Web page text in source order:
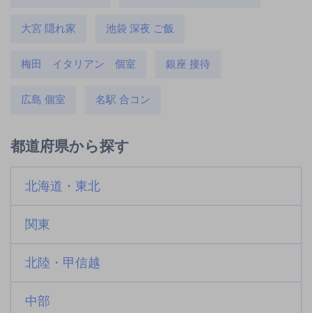
大宮 隠れ家 池袋 深夜 ご飯
梅田 イタリアン 個室 銀座 接待
広島 個室 名駅 合コン
都道府県から探す
北海道・東北
関東
北陸・甲信越
中部